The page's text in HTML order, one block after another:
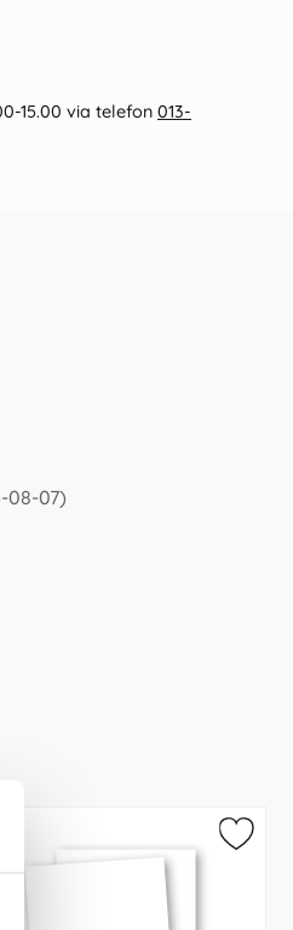
15.00 via telefon 013-
08-07)